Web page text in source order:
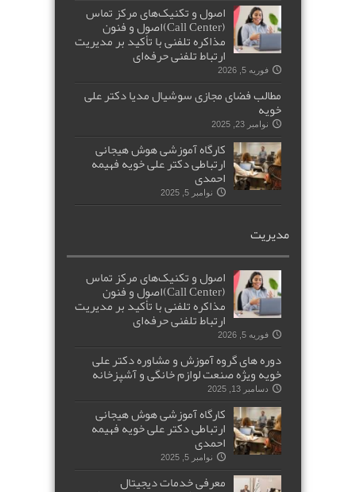
اصول و تکنیک‌های مرکز تماس
(Call Center)اصول و فنون
مذاکره تلفنی با تأکید بر مدیریت
ارتباط تلفنی حرفه‌ای
فوریه 5, 2026
مطالب فضای مجازی سوشیال مدیا دکتر علی
خویه
نوامبر 23, 2025
کارگاه آموزشی هوش هیجانی
ارتباطی دکتر علی خویه فهیمه
احمدی
نوامبر 5, 2025
مدیریت
اصول و تکنیک‌های مرکز تماس
(Call Center)اصول و فنون
مذاکره تلفنی با تأکید بر مدیریت
ارتباط تلفنی حرفه‌ای
فوریه 5, 2026
دوره های گروه آموزش و مشاوره دکتر علی
خویه ویژه صنعت لوازم خانگی و آشپزخانه
دسامبر 13, 2025
کارگاه آموزشی هوش هیجانی
ارتباطی دکتر علی خویه فهیمه
احمدی
نوامبر 5, 2025
معرفی خدمات دیجیتال